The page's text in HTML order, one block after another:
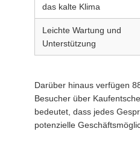
das kalte Klima
Leichte Wartung und
Unterstützung
Darüber hinaus verfügen
Besucher über
bedeutet, dass jedes
potenzielle